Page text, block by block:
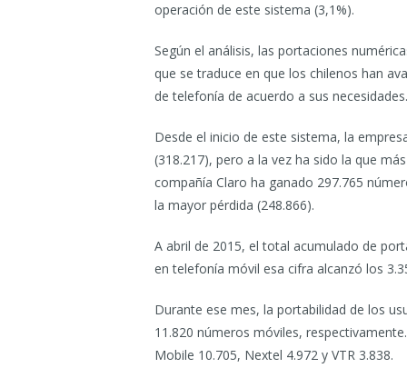
operación de este sistema (3,1%).
Según el análisis, las portaciones
que se traduce en que los chilenos han
de telefonía de acuerdo a sus necesidades.
Desde el inicio de este sistema, la
(318.217), pero a la vez ha sido la que
compañía Claro ha ganado 297.765
la mayor pérdida (248.866).
A abril de 2015, el total acumulado de
en telefonía móvil esa cifra alcanzó los
Durante ese mes, la portabilidad de los
11.820 números móviles,
Mobile 10.705, Nextel 4.972 y VTR 3.838.